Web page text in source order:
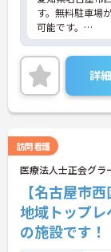
す。無料駐車場
可能です。
ご興味のある方
詳
訪問看護
医療法人士正会グラ
【名古屋市
地域トップ
の施設です！